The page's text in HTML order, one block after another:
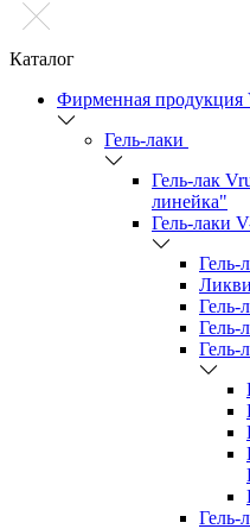
Каталог
Фирменная продукция
Гель-лаки
Гель-лак
линейка"
Гель-лаки
Гель-
Гель-
Гель-
Гель-
Гель-